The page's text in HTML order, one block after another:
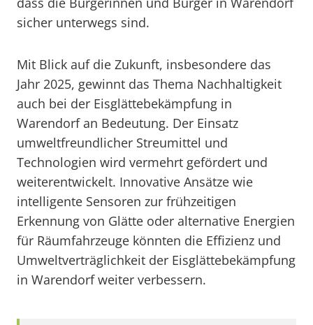
sicher unterwegs sind.
Mit Blick auf die Zukunft, insbesondere das
Jahr 2025, gewinnt das Thema Nachhaltigkeit
auch bei der Eisglättebekämpfung in
Warendorf an Bedeutung. Der Einsatz
umweltfreundlicher Streumittel und
Technologien wird vermehrt gefördert und
weiterentwickelt. Innovative Ansätze wie
intelligente Sensoren zur frühzeitigen
Erkennung von Glätte oder alternative Energien
für Räumfahrzeuge könnten die Effizienz und
Umweltverträglichkeit der Eisglättebekämpfung
in Warendorf weiter verbessern.